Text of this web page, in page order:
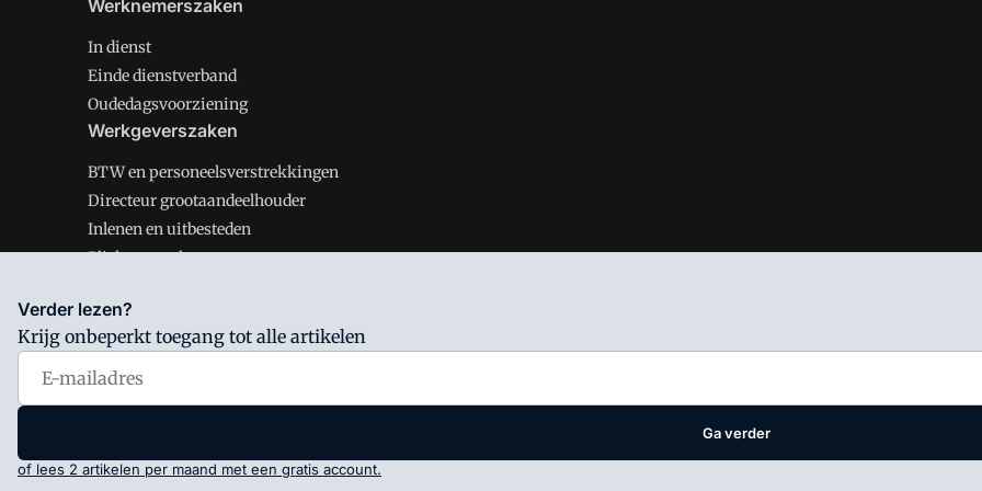
Werknemerszaken
In dienst
Einde dienstverband
Oudedagsvoorziening
Werkgeverszaken
BTW en personeelsverstrekkingen
Directeur grootaandeelhouder
Inlenen en uitbesteden
Plichten werkgever
Salarisnet is onderdeel van VMN media. Lees inons manifestwaar VMN media voor staat. Op gebruik van deze site zijn de
Voorwaarden
Verder lezen?
Krijg onbeperkt toegang tot alle artikelen
Ga verder
of lees 2 artikelen per maand met een gratis account.